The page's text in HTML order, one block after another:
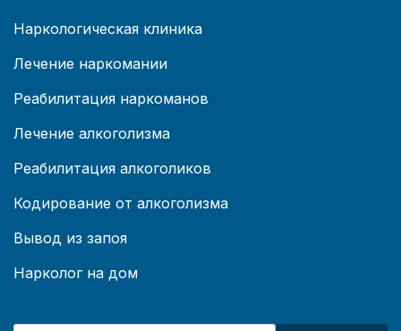
Наркологическая клиника
Лечение наркомании
Реабилитация наркоманов
Лечение алкоголизма
Реабилитация алкоголиков
Кодирование от алкоголизма
Вывод из запоя
Нарколог на дом